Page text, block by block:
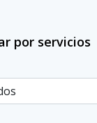
por servicios